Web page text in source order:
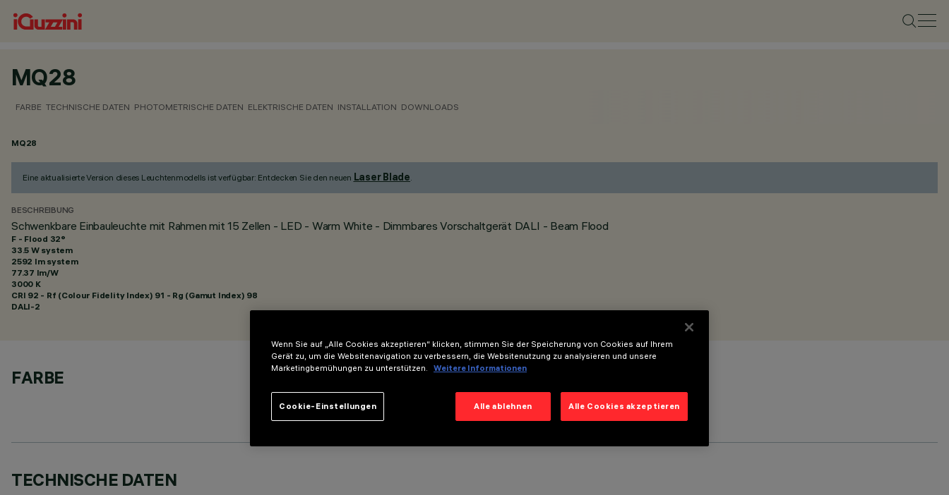
MQ28
FARBE TECHNISCHE DATEN PHOTOMETRISCHE DATEN ELEKTRISCHE DATEN INSTALLATION DOWNLOADS
MQ28
Eine aktualisierte Version dieses Leuchtenmodells ist verfügbar: Entdecken Sie den neuen Laser Blade.
BESCHREIBUNG
Schwenkbare Einbauleuchte mit Rahmen mit 15 Zellen - LED - Warm White - Dimmbares Vorschaltgerät DALI - Beam Flood
F - Flood 32°
33.5 W system
2592 lm system
77.37 lm/W
3000 K
CRI 92 - Rf (Colour Fidelity Index) 91 - Rg (Gamut Index) 98
DALI-2
FARBE
TECHNISCHE DATEN
Wenn Sie auf „Alle Cookies akzeptieren“ klicken, stimmen Sie der Speicherung von Cookies auf Ihrem
Gerät zu, um die Websitenavigation zu verbessern, die Websitenutzung zu analysieren und unsere
Marketingbemühungen zu unterstützen.
Weitere Informationen
Alle ablehnen Alle Cookies akzeptieren
Cookie-Einstellungen